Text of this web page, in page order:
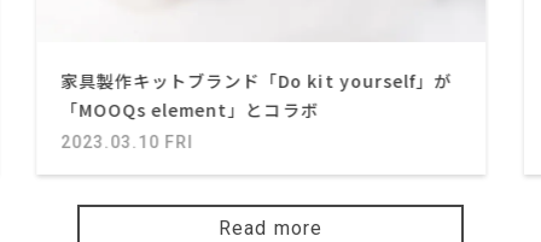
家具製作キットブランド「Do kit yourself」が
「MOOQs element」とコラボ
2023.03.10 FRI
Read more